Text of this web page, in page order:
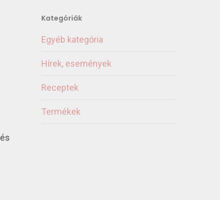
Kategóriák
Egyéb kategória
Hírek, események
Receptek
Termékek